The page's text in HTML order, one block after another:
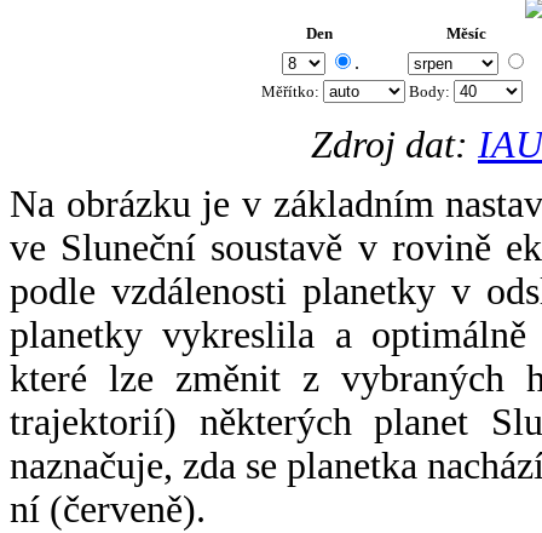
Den Měsíc
.
Měřítko: Body:
Zdroj dat:
Na obrázku je v základním
ve Sluneční soustavě v rovině
podle vzdálenosti planetky v
planetky vykreslila a
které lze změnit z vybraných
trajektorií) některých planet
naznačuje, zda se planetka
ní (červeně).